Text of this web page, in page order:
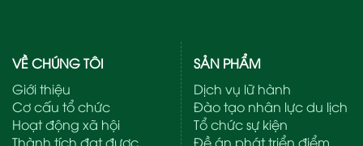
VỀ CHÚNG TÔI
Giới thiệu
Cơ cấu tổ chức
Hoạt động xã hội
Thành tích đạt được
SẢN PHẨM
Dịch vụ lữ hành
Đào tạo nhân lực du lịch
Tổ chức sự kiện
Đề án phát triển điểm